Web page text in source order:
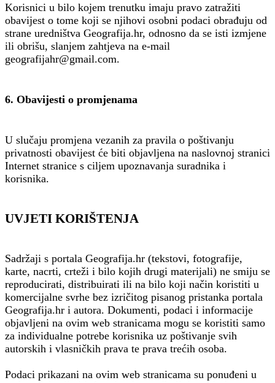
Korisnici u bilo kojem trenutku imaju pravo zatražiti
obavijest o tome koji se njihovi osobni podaci obrađuju od
strane uredništva Geografija.hr, odnosno da se isti izmjene
ili obrišu, slanjem zahtjeva na e-mail
geografijahr@gmail.com.
6. Obavijesti o promjenama
U slučaju promjena vezanih za pravila o poštivanju
privatnosti obavijest će biti objavljena na naslovnoj stranici
Internet stranice s ciljem upoznavanja suradnika i
korisnika.
UVJETI KORIŠTENJA
Sadržaji s portala Geografija.hr (tekstovi, fotografije,
karte, nacrti, crteži i bilo kojih drugi materijali) ne smiju se
reproducirati, distribuirati ili na bilo koji način koristiti u
komercijalne svrhe bez izričitog pisanog pristanka portala
Geografija.hr i autora. Dokumenti, podaci i informacije
objavljeni na ovim web stranicama mogu se koristiti samo
za individualne potrebe korisnika uz poštivanje svih
autorskih i vlasničkih prava te prava trećih osoba.
Podaci prikazani na ovim web stranicama su ponuđeni u